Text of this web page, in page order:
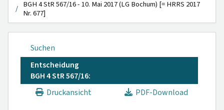
BGH 4 StR 567/16 - 10. Mai 2017 (LG Bochum) [= HRRS 2017
Nr. 677]
Suchen
Entscheidung
BGH 4 StR 567/16:
Druckansicht
PDF-Download